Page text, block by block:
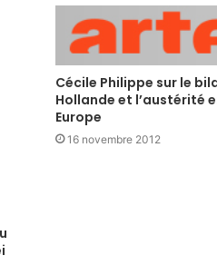
Cécile Philippe sur le
Hollande et l’austérité
Europe
16 novembre 2012